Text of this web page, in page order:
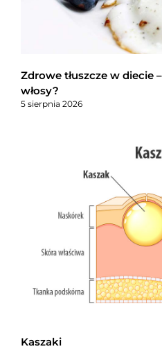
Zdrowe tłuszcze w diecie
włosy?
5 sierpnia 2026
Kaszaki